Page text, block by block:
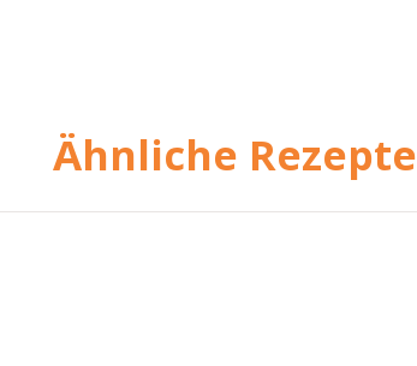
Ähnliche Rezepte